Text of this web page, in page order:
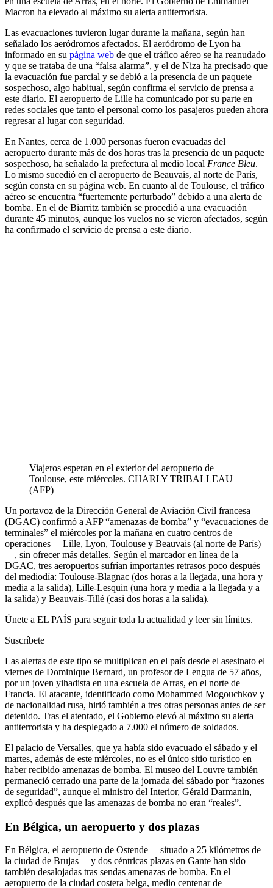
Macron ha elevado al máximo su alerta antiterrorista.
Las evacuaciones tuvieron lugar durante la mañana, según han
señalado los aeródromos afectados. El aeródromo de Lyon ha
informado en su página web de que el tráfico aéreo se ha reanudado
y que se trataba de una “falsa alarma”, y el de Niza ha precisado que
la evacuación fue parcial y se debió a la presencia de un paquete
sospechoso, algo habitual, según confirma el servicio de prensa a
este diario. El aeropuerto de Lille ha comunicado por su parte en
redes sociales que tanto el personal como los pasajeros pueden ahora
regresar al lugar con seguridad.
En Nantes, cerca de 1.000 personas fueron evacuadas del
aeropuerto durante más de dos horas tras la presencia de un paquete
sospechoso, ha señalado la prefectura al medio local France Bleu.
Lo mismo sucedió en el aeropuerto de Beauvais, al norte de París,
según consta en su página web. En cuanto al de Toulouse, el tráfico
aéreo se encuentra “fuertemente perturbado” debido a una alerta de
bomba. En el de Biarritz también se procedió a una evacuación
durante 45 minutos, aunque los vuelos no se vieron afectados, según
ha confirmado el servicio de prensa a este diario.
Viajeros esperan en el exterior del aeropuerto de
Toulouse, este miércoles. CHARLY TRIBALLEAU
(AFP)
Un portavoz de la Dirección General de Aviación Civil francesa
(DGAC) confirmó a AFP “amenazas de bomba” y “evacuaciones de
terminales” el miércoles por la mañana en cuatro centros de
operaciones —Lille, Lyon, Toulouse y Beauvais (al norte de París)
—, sin ofrecer más detalles. Según el marcador en línea de la
DGAC, tres aeropuertos sufrían importantes retrasos poco después
del mediodía: Toulouse-Blagnac (dos horas a la llegada, una hora y
media a la salida), Lille-Lesquin (una hora y media a la llegada y a
la salida) y Beauvais-Tillé (casi dos horas a la salida).
Únete a EL PAÍS para seguir toda la actualidad y leer sin límites.
Suscríbete
Las alertas de este tipo se multiplican en el país desde el asesinato el
viernes de Dominique Bernard, un profesor de Lengua de 57 años,
por un joven yihadista en una escuela de Arras, en el norte de
Francia. El atacante, identificado como Mohammed Mogouchkov y
de nacionalidad rusa, hirió también a tres otras personas antes de ser
detenido. Tras el atentado, el Gobierno elevó al máximo su alerta
antiterrorista y ha desplegado a 7.000 el número de soldados.
El palacio de Versalles, que ya había sido evacuado el sábado y el
martes, además de este miércoles, no es el único sitio turístico en
haber recibido amenazas de bomba. El museo del Louvre también
permaneció cerrado una parte de la jornada del sábado por “razones
de seguridad”, aunque el ministro del Interior, Gérald Darmanin,
explicó después que las amenazas de bomba no eran “reales”.
En Bélgica, un aeropuerto y dos plazas
En Bélgica, el aeropuerto de Ostende —situado a 25 kilómetros de
la ciudad de Brujas— y dos céntricas plazas en Gante han sido
también desalojadas tras sendas amenazas de bomba. En el
aeropuerto de la ciudad costera belga, medio centenar de